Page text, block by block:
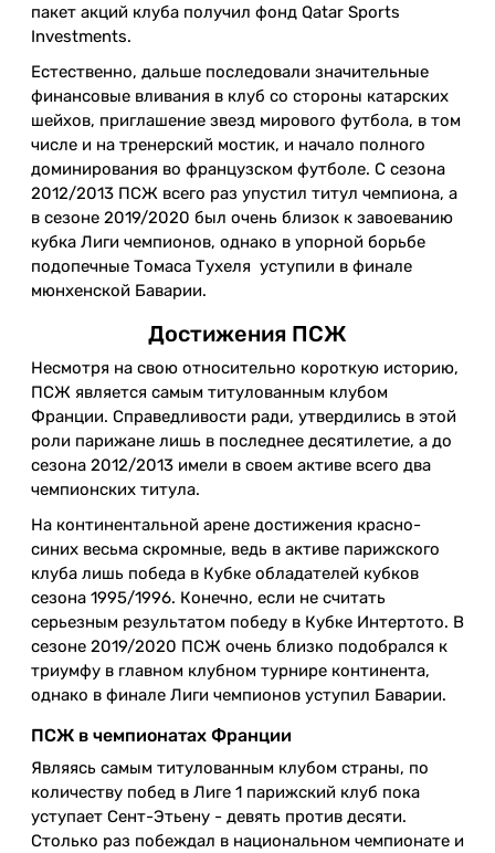
пакет акций клуба получил фонд Qatar Sports
Investments.
Естественно, дальше последовали значительные
финансовые вливания в клуб со стороны катарских
шейхов, приглашение звезд мирового футбола, в том
числе и на тренерский мостик, и начало полного
доминирования во французском футболе. С сезона
2012/2013 ПСЖ всего раз упустил титул чемпиона, а
в сезоне 2019/2020 был очень близок к завоеванию
кубка Лиги чемпионов, однако в упорной борьбе
подопечные Томаса Тухеля уступили в финале
мюнхенской Баварии.
Достижения ПСЖ
Несмотря на свою относительно короткую историю,
ПСЖ является самым титулованным клубом
Франции. Справедливости ради, утвердились в этой
роли парижане лишь в последнее десятилетие, а до
сезона 2012/2013 имели в своем активе всего два
чемпионских титула.
На континентальной арене достижения красно-
синих весьма скромные, ведь в активе парижского
клуба лишь победа в Кубке обладателей кубков
сезона 1995/1996. Конечно, если не считать
серьезным результатом победу в Кубке Интертото. В
сезоне 2019/2020 ПСЖ очень близко подобрался к
триумфу в главном клубном турнире континента,
однако в финале Лиги чемпионов уступил Баварии.
ПСЖ в чемпионатах Франции
Являясь самым титулованным клубом страны, по
количеству побед в Лиге 1 парижский клуб пока
уступает Сент-Этьену - девять против десяти.
Столько раз побеждал в национальном чемпионате и